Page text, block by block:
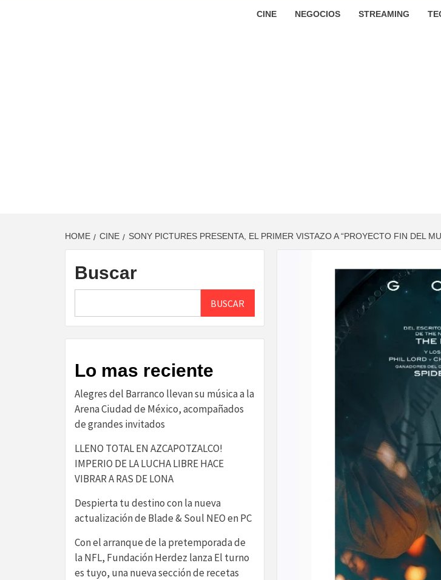
CINE NEGOCIOS STREAMING
HOME CINE SONY PICTURES PRESENTA, EL PRIMER VISTAZO A “PROYECTO FIN DEL
Buscar
BUSCAR
Lo mas reciente
Alegres del Barranco llevan su música a la
Arena Ciudad de México, acompañados
de grandes invitados
LLENO TOTAL EN AZCAPOTZALCO!
IMPERIO DE LA LUCHA LIBRE HACE
VIBRAR A RAS DE LONA
Despierta tu destino con la nueva
actualización de Blade & Soul NEO en PC
Con el arranque de la pretemporada de
la NFL, Fundación Herdez lanza El turno
es tuyo, una nueva sección de recetas